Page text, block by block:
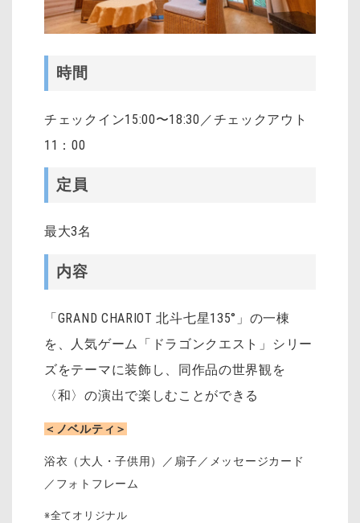
時間
チェックイン15:00〜18:30／チェックアウト
11：00
定員
最大3名
内容
「GRAND CHARIOT 北斗七星135°」の一棟
を、人気ゲーム「ドラゴンクエスト」シリー
ズをテーマに装飾し、同作品の世界観を
〈和〉の演出で楽しむことができる
＜ノベルティ＞
浴衣（大人・子供用）／扇子／メッセージカード
／フォトフレーム
※全てオリジナル